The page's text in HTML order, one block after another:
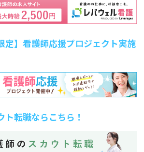
定】看護師応援プロジェクト実施
ト転職ならこちら！